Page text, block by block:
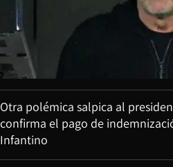
Otra polémica salpica al
confirma el pago de
Infantino